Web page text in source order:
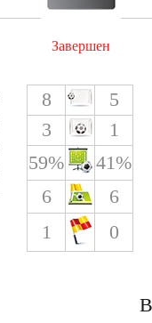
Завершен
8
5
3
1
59%
41%
6
6
1
0